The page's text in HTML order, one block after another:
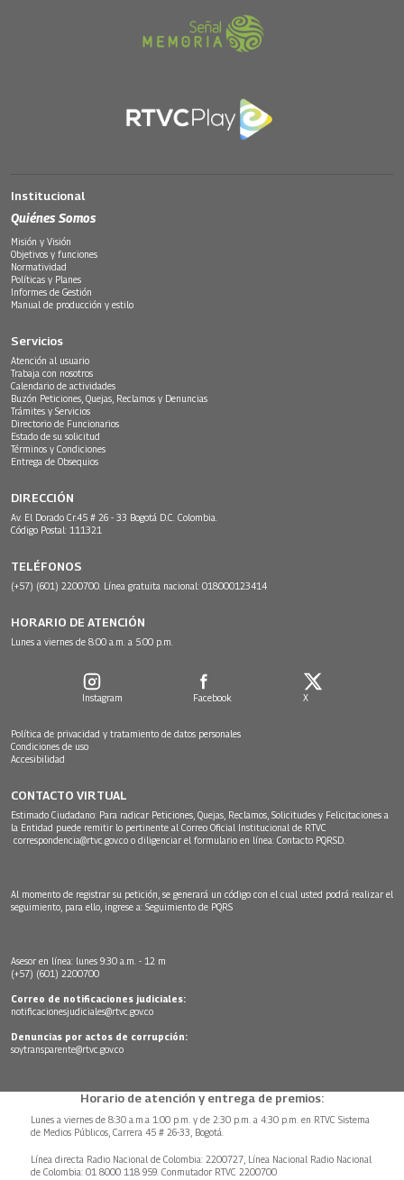
Institucional
Quiénes Somos
Misión y Visión
Objetivos y funciones
Normatividad
Políticas y Planes
Informes de Gestión
Manual de producción y estilo
Servicios
Atención al usuario
Trabaja con nosotros
Calendario de actividades
Buzón Peticiones, Quejas, Reclamos y Denuncias
Trámites y Servicios
Directorio de Funcionarios
Estado de su solicitud
Términos y Condiciones
Entrega de Obsequios
DIRECCIÓN
Av. El Dorado Cr.45 # 26 - 33 Bogotá D.C. Colombia.
Código Postal: 111321
TELÉFONOS
(+57) (601) 2200700. Línea gratuita nacional: 018000123414
HORARIO DE ATENCIÓN
Lunes a viernes de 8:00 a.m. a 5:00 p.m.
Instagram Facebook X
Política de privacidad y tratamiento de datos personales
Condiciones de uso
Accesibilidad
CONTACTO VIRTUAL
Estimado Ciudadano: Para radicar Peticiones, Quejas, Reclamos, Solicitudes y Felicitaciones a
la Entidad puede remitir lo pertinente al Correo Oficial Institucional de RTVC
correspondencia@rtvc.gov.co o diligenciar el formulario en línea: Contacto PQRSD.
Al momento de registrar su petición, se generará un código con el cual usted podrá realizar el
seguimiento, para ello, ingrese a: Seguimiento de PQRS
Asesor en línea: lunes 9:30 a.m. - 12 m
(+57) (601) 2200700
Correo de notificaciones judiciales:
notificacionesjudiciales@rtvc.gov.co
Denuncias por actos de corrupción:
soytransparente@rtvc.gov.co
Horario de atención y entrega de premios:
Lunes a viernes de 8:30 a.m.a 1:00 p.m. y de 2:30 p.m. a 4:30 p.m. en RTVC Sistema
de Medios Públicos, Carrera 45 # 26-33, Bogotá.
Línea directa Radio Nacional de Colombia: 2200727, Línea Nacional Radio Nacional
de Colombia: 01 8000 118 959. Conmutador RTVC 2200700